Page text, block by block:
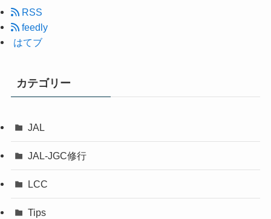
RSS
feedly
はてブ
カテゴリー
JAL
JAL-JGC修行
LCC
Tips